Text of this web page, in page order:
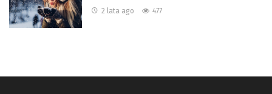
2 lata ago 477